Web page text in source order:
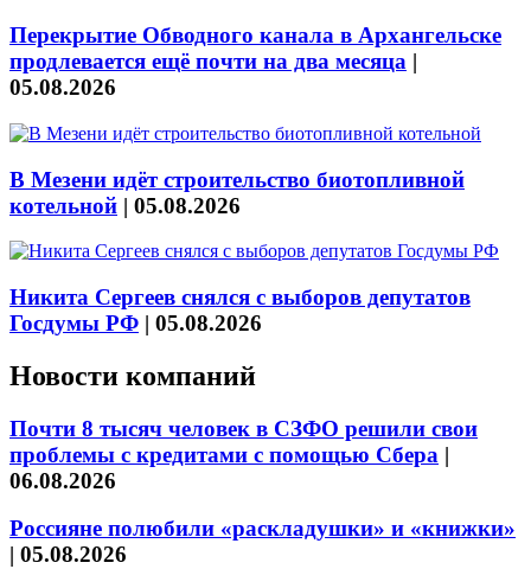
Перекрытие Обводного канала в Архангельске
продлевается ещё почти на два месяца |
05.08.2026
В Мезени идёт строительство биотопливной
котельной | 05.08.2026
Никита Сергеев снялся с выборов депутатов
Госдумы РФ | 05.08.2026
Новости компаний
Почти 8 тысяч человек в СЗФО решили свои
проблемы с кредитами с помощью Сбера |
06.08.2026
Россияне полюбили «раскладушки» и «книжки»
| 05.08.2026